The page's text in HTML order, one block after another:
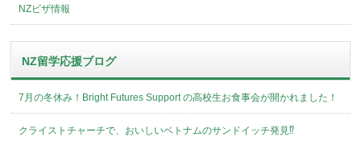
NZビザ情報
NZ留学応援ブログ
7月の冬休み！Bright Futures Support の高校生お食事会が開かれました！
クライストチャーチで、おいしいベトナムのサンドイッチ発見⁉︎